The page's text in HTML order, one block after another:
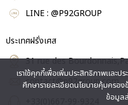
LINE : @P92GROUP
ประเทศฝรั่งเศส
31 rue des
contact@p92group.com
เราใช้คุกกี้เพื่อเพิ่มประสิทธิภาพและป
ศึกษารายละเอียดนโยบายคุ้มครอ
ข้อมูล